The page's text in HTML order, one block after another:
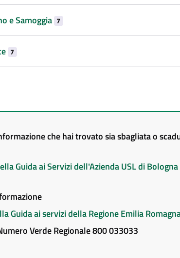
e Samoggia 7
7
che hai trovato sia sbagliata o
Guida ai Servizi dell'Azienda USL di Bologna
Guida ai servizi della Regione Emilia
Verde Regionale 800 033033